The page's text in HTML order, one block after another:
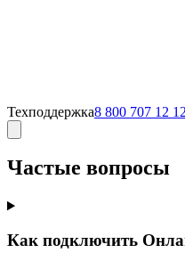
Техподдержка8 800 707 12 12
Частые вопросы
Как подключить